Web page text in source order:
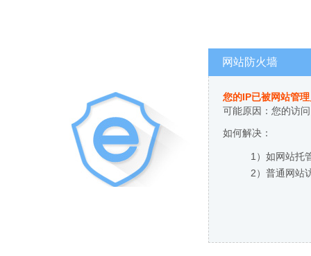
网站防火墙
您的IP已被网站管
可能原因：您的访
如何解决：
1）如网站托
2）普通网站